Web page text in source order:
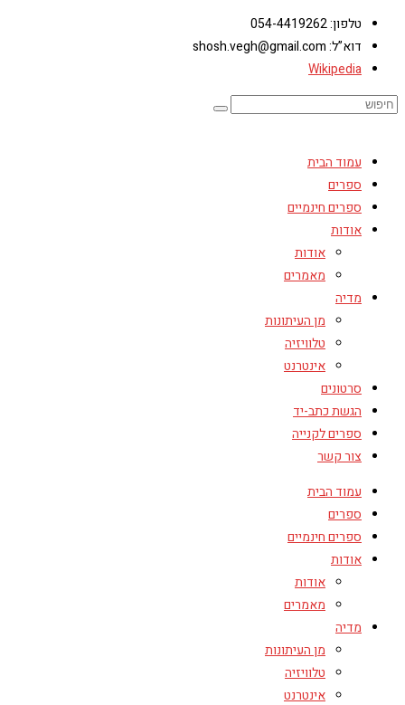
טלפון: 054-4419262
דוא”ל: shosh.vegh@gmail.com
Wikipedia
עמוד הבית
ספרים
ספרים חינמיים
אודות
אודות
מאמרים
מדיה
מן העיתונות
טלוויזיה
אינטרנט
סרטונים
הגשת כתב-יד
ספרים לקנייה
צור קשר
עמוד הבית
ספרים
ספרים חינמיים
אודות
אודות
מאמרים
מדיה
מן העיתונות
טלוויזיה
אינטרנט